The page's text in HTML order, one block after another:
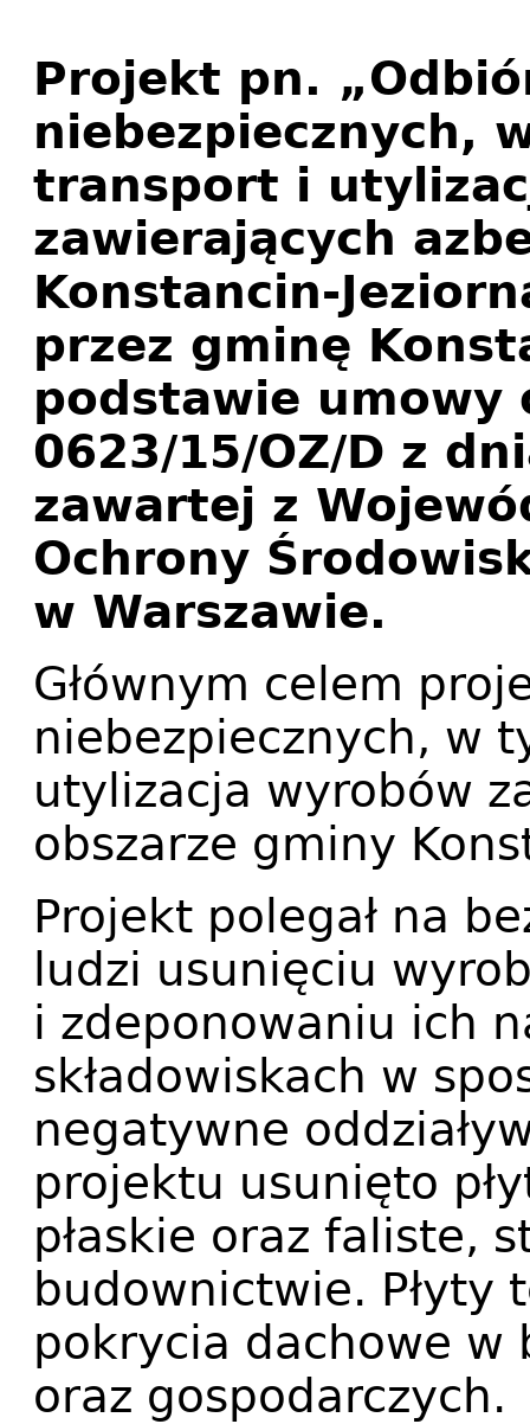
Projekt pn.
niebezpiecznych,
transport i
zawierających
Konstancin-
przez gminę
podstawie umowy
0623/15/OZ/D z
zawartej z
Ochrony
w Warszawie.
Głównym celem
niebezpiecznych, w
utylizacja wyrobów
obszarze gminy
Projekt polegał na
ludzi usunięciu
i zdeponowaniu ich
składowiskach w
negatywne
projektu usunięto
płaskie oraz faliste,
budownictwie. Płyty
pokrycia dachowe w
oraz gospodarczych.